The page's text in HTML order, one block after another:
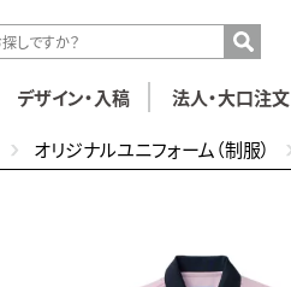
デザイン・入稿 法人・大口注文
オリジナルユニフォーム（制服）